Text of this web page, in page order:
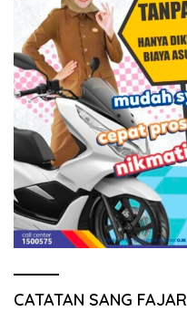
CATATAN SANG FAJAR